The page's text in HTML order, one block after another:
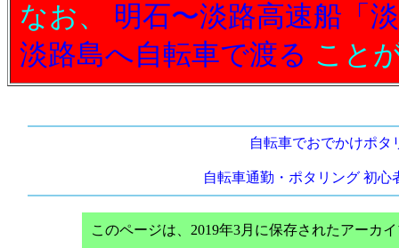
なお、 明石〜淡路高速船「
淡路島へ自転車で渡る こと
自転車でおでかけポタ
自転車通勤・ポタリング 初
このページは、2019年3月に保存されたアーカ